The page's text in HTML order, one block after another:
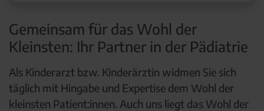
Gemeinsam für das Wohl der
Kleinsten: Ihr Partner in der Pädiatrie
Als Kinderarzt bzw. Kinderärztin widmen Sie sich
täglich mit Hingabe und Expertise dem Wohl der
kleinsten Patient:innen. Auch uns liegt das Wohl der